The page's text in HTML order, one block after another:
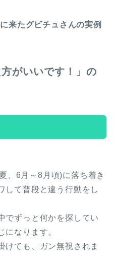
来たグビチュさんの実例
がいいです！」の
、6月～8月頃)に落ち着き
して普段と違う行動をし
でずっと何かを探してい
になります。
けても、ガン無視されま